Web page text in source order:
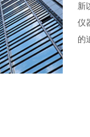
新
仪
的